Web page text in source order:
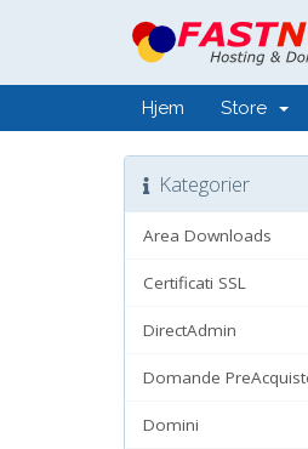
Hjem Store
Kategorier
Area Downloads
Certificati SSL
DirectAdmin
Domande
Domini